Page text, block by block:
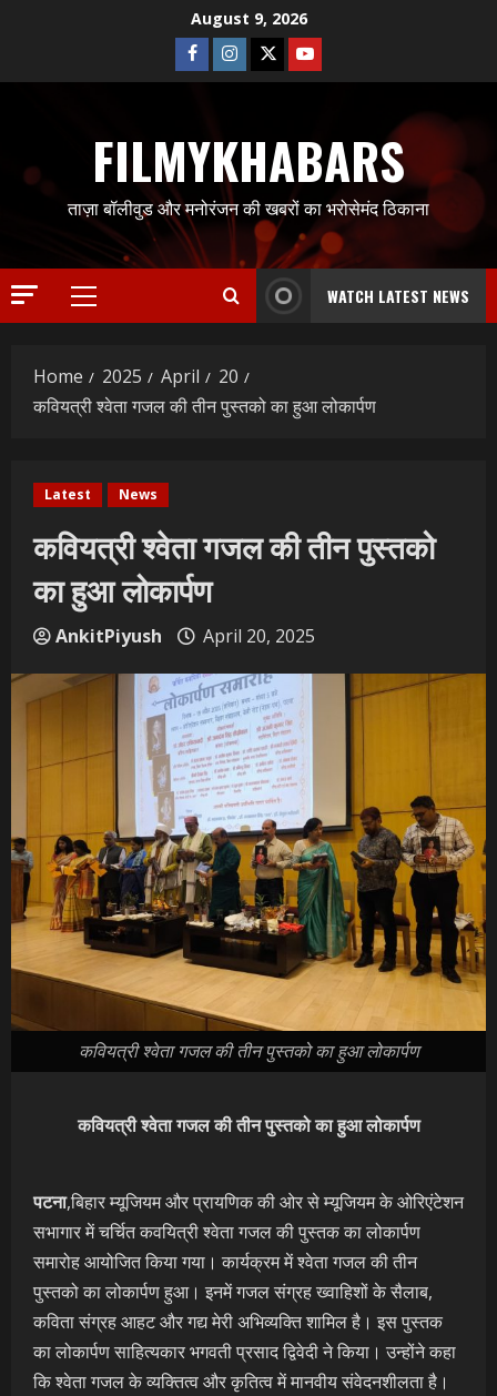
August 9, 2026
Facebook
Instagram
TwitterYoutube
FILMYKHABARS
ताज़ा बॉलीवुड और मनोरंजन की खबरों का भरोसेमंद ठिकाना
Primary
WATCH LATEST NEWS
Home 2025 April
20
कवियत्री श्वेता गजल की तीन पुस्तको का हुआ लोकार्पण
Latest News
कवियत्री श्वेता गजल की तीन पुस्तको
का हुआ लोकार्पण
AnkitPiyush April 20, 2025
कवियत्री श्वेता गजल की तीन पुस्तको का हुआ लोकार्पण
कवियत्री श्वेता गजल की तीन पुस्तको का हुआ लोकार्पण
पटना,बिहार म्यूजियम और प्रायणिक की ओर से म्यूजियम के ओरिएंटेशन
सभागार में चर्चित कवयित्री श्वेता गजल की पुस्तक का लोकार्पण
समारोह आयोजित किया गया। कार्यक्रम में श्वेता गजल की तीन
पुस्तको का लोकार्पण हुआ। इनमें गजल संग्रह ख्वाहिशों के सैलाब,
कविता संग्रह आहट और गद्य मेरी अभिव्यक्ति शामिल है। इस पुस्तक
का लोकार्पण साहित्यकार भगवती प्रसाद द्विवेदी ने किया। उन्होंने कहा
कि श्वेता गजल के व्यक्तित्व और कृतित्व में मानवीय संवेदनशीलता है।